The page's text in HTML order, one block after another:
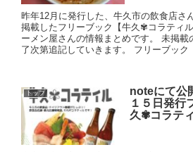
昨年12月に発行した、牛久市の飲食店さ
掲載したフリーブック【牛久✾コラティ
ーメン屋さんの情報まとめです。 未掲載
了次第追記していきます。 フリーブック
トップ
noteにて公
１５日発行
久✾コラティ